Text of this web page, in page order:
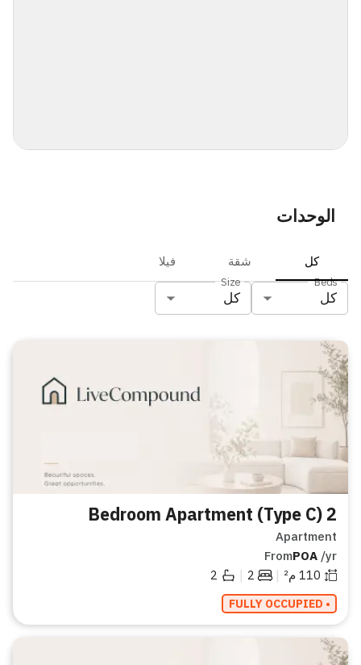
الوحدات
كل شقة فيلا
Beds
كل
Size
كل
2 Bedroom Apartment (Type C)
Apartment
FromPOA /yr
110 م² |
2
|
2
• FULLY OCCUPIED